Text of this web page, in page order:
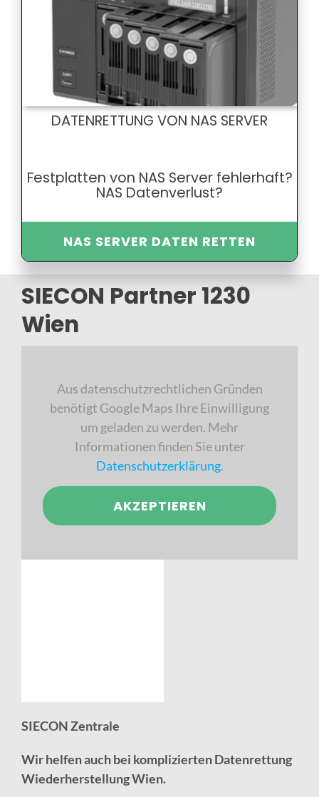
DATENRETTUNG VON NAS SERVER
Festplatten von NAS Server fehlerhaft?
NAS Datenverlust?
NAS SERVER DATEN RETTEN
SIECON Partner 1230
Wien
Aus datenschutzrechtlichen Gründen
benötigt Google Maps Ihre Einwilligung
um geladen zu werden. Mehr
Informationen finden Sie unter
Datenschutzerklärung.
AKZEPTIEREN
SIECON Zentrale
Wir helfen auch bei komplizierten Datenrettung
Wiederherstellung Wien.